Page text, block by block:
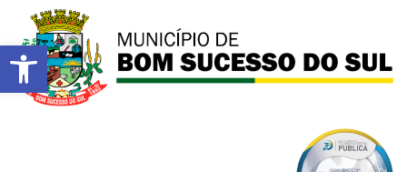
Barra de Ferramentas